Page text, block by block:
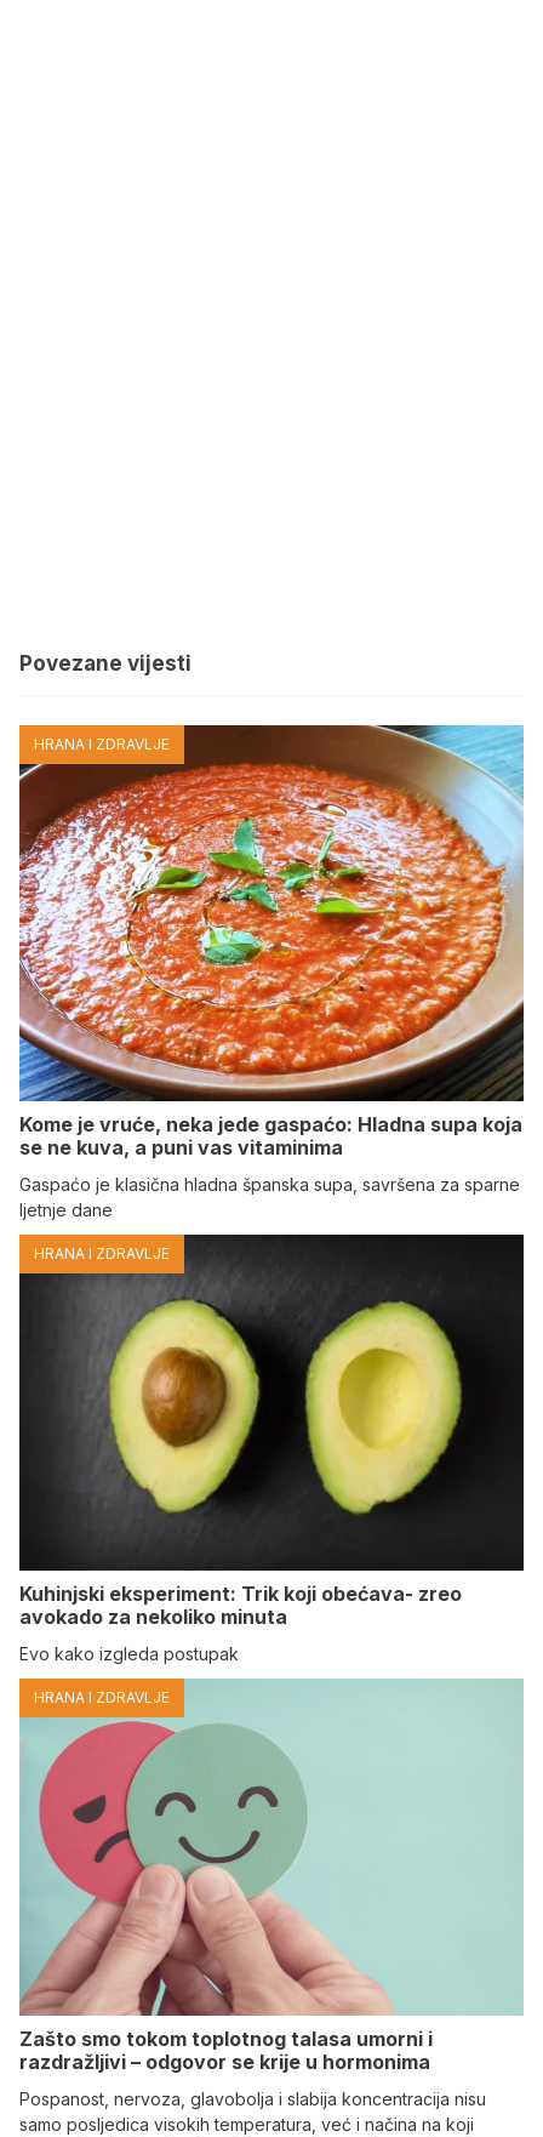
Povezane vijesti
HRANA I ZDRAVLJE
Kome je vruće, neka jede gaspaćo: Hladna supa koja
se ne kuva, a puni vas vitaminima
Gaspaćo je klasična hladna španska supa, savršena za sparne
ljetnje dane
HRANA I ZDRAVLJE
Kuhinjski eksperiment: Trik koji obećava- zreo
avokado za nekoliko minuta
Evo kako izgleda postupak
HRANA I ZDRAVLJE
Zašto smo tokom toplotnog talasa umorni i
razdražljivi – odgovor se krije u hormonima
Pospanost, nervoza, glavobolja i slabija koncentracija nisu
samo posljedica visokih temperatura, već i načina na koji